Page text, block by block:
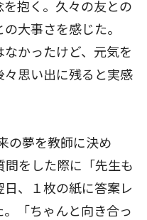
を抱く。久々の友との
大事さを感じた。
なかったけど、元気を
々思い出に残ると実感
の夢を教師に決め
問をした際に「先生も
、１枚の紙に答案レ
「ちゃんと向き合っ